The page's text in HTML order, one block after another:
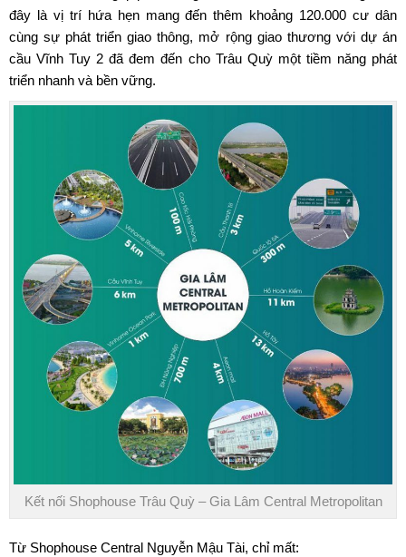
đây là vị trí hứa hẹn mang đến thêm khoảng 120.000 cư dân
cùng sự phát triển giao thông, mở rộng giao thương với dự án
cầu Vĩnh Tuy 2 đã đem đến cho Trâu Quỳ một tiềm năng phát
triển nhanh và bền vững.
Kết nối Shophouse Trâu Quỳ – Gia Lâm Central Metropolitan
Từ Shophouse Central Nguyễn Mậu Tài, chỉ mất: